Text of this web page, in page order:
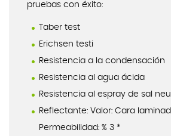
pruebas con éxito:
Taber test
Erichsen testi
Resistencia a la condensación
Resistencia al agua ácida
Resistencia al espray de sal
Reflectante: Valor: Cara
Permeabilidad: % 3 *